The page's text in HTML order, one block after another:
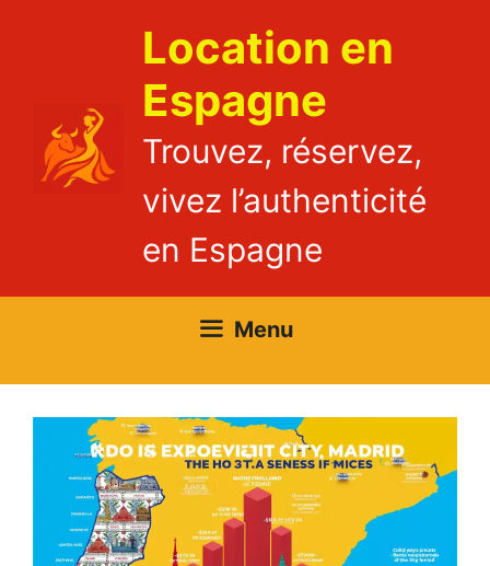
Location en
Espagne
Trouvez, réservez,
vivez l’authenticité
en Espagne
Menu